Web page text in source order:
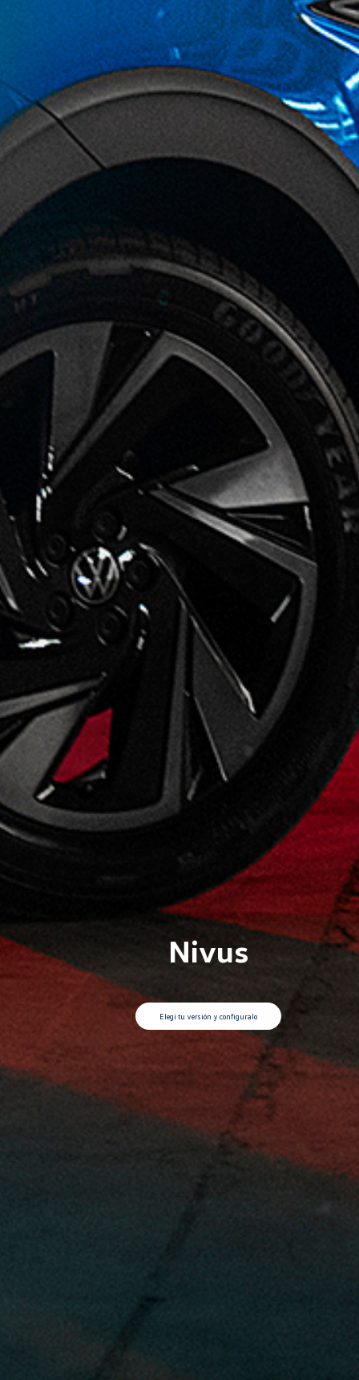
Nivus
Elegí tu versión y configuralo